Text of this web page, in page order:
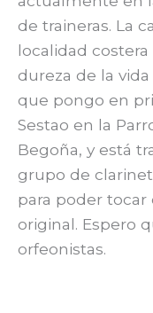
de traineras. La
localidad
dureza de la
que pongo en
Sestao en la
Begoña, y está
grupo de
para poder tocar
original. Espero
orfeonistas.